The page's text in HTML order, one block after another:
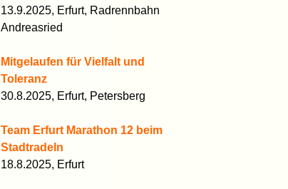
13.9.2025, Erfurt, Radrennbahn
Andreasried
Mitgelaufen für Vielfalt und
Toleranz
30.8.2025, Erfurt, Petersberg
Team Erfurt Marathon 12 beim
Stadtradeln
18.8.2025, Erfurt